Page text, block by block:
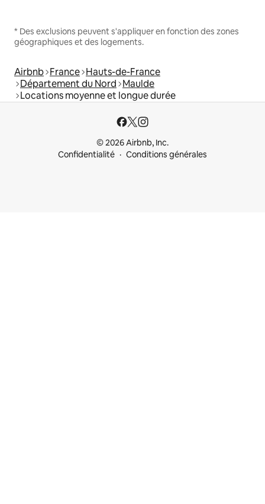
* Des exclusions peuvent s'appliquer en fonction des zones
géographiques et des logements.
Airbnb France Hauts-de-France
Département du Nord Maulde
Locations moyenne et longue durée
© 2026 Airbnb, Inc.
Confidentialité
Conditions générales